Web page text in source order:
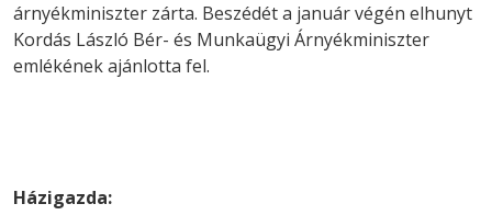
árnyékminiszter zárta. Beszédét a január végén elhunyt
Kordás László Bér- és Munkaügyi Árnyékminiszter
emlékének ajánlotta fel.
Házigazda: